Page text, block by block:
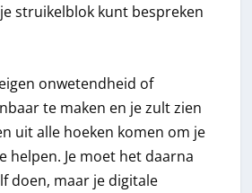
struikelblok kunt bespreken
onwetendheid of
te maken en je zult zien
uit alle hoeken komen om je
helpen. Je moet het daarna
doen, maar je digitale